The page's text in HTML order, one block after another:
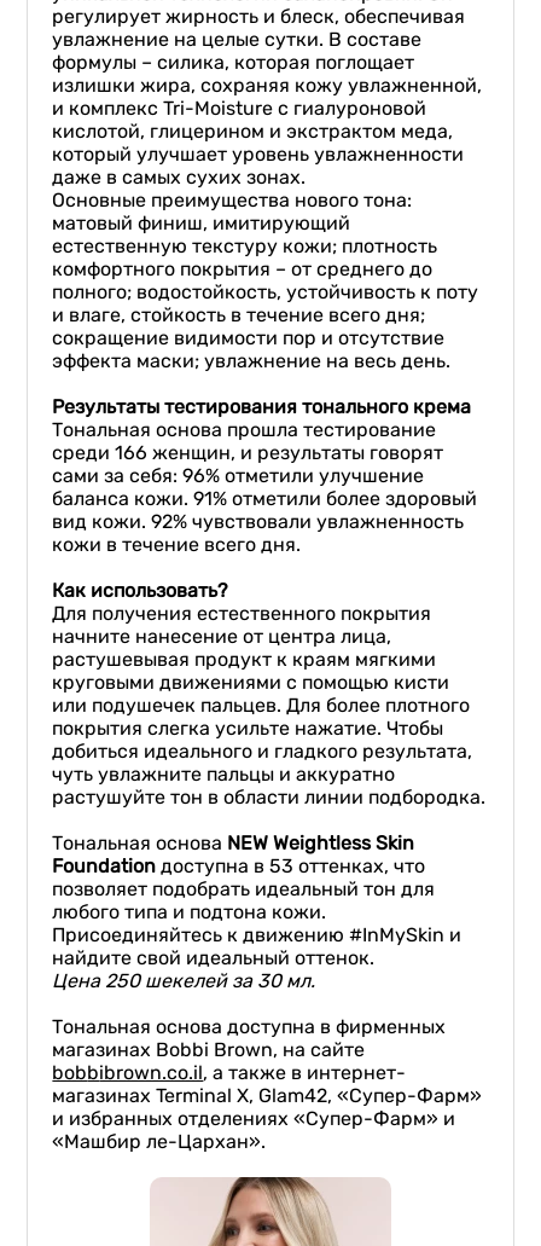
регулирует жирность и блеск, обеспечивая
увлажнение на целые сутки. В составе
формулы – силика, которая поглощает
излишки жира, сохраняя кожу увлажненной,
и комплекс Tri-Moisture с гиалуроновой
кислотой, глицерином и экстрактом меда,
который улучшает уровень увлажненности
даже в самых сухих зонах.
Основные преимущества нового тона:
матовый финиш, имитирующий
естественную текстуру кожи; плотность
комфортного покрытия – от среднего до
полного; водостойкость, устойчивость к поту
и влаге, стойкость в течение всего дня;
сокращение видимости пор и отсутствие
эффекта маски; увлажнение на весь день.
Результатытестирования тонального крема
Тональная основа прошла тестирование
среди 166 женщин, и результаты говорят
сами за себя: 96% отметили улучшение
баланса кожи. 91% отметили более здоровый
вид кожи. 92% чувствовали увлажненность
кожи в течение всего дня.
Как использовать?
Для получения естественного покрытия
начните нанесение от центра лица,
растушевывая продукт к краям мягкими
круговыми движениями с помощью кисти
или подушечек пальцев. Для более плотного
покрытия слегка усильте нажатие. Чтобы
добиться идеального и гладкого результата,
чуть увлажните пальцы и аккуратно
растушуйте тон в области линии подбородка.
Тональная основа NEW Weightless Skin
Foundation доступна в 53 оттенках, что
позволяет подобрать идеальный тон для
любого типа и подтона кожи.
Присоединяйтесь к движению #InMySkin и
найдите свой идеальный оттенок.
Цена250 шекелейза 30 мл.
Тональная основа доступна в фирменных
магазинах Bobbi Brown, на сайте
bobbibrown.co.il, а также в интернет-
магазинах Terminal X, Glam42, «Супер-Фарм»
и избранных отделениях «Супер-Фарм» и
«Машбир ле-Цархан».